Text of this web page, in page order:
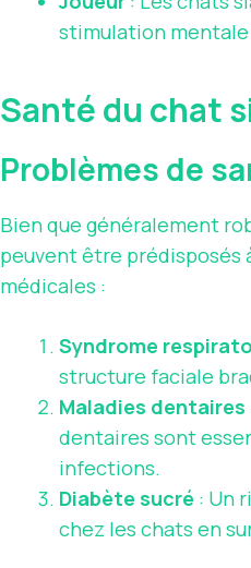
stimulation
Santé du chat
Problèmes de
Bien que généralement
peuvent être prédisposés
médicales :
Syndrome
structure faciale
Maladies dentaires
dentaires sont
infections.
Diabète sucré : Un
chez les chats en